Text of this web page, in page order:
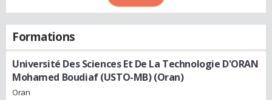
Formations
Université Des Sciences Et De La Technologie D'ORAN
Mohamed Boudiaf (USTO-MB) (Oran)
Oran